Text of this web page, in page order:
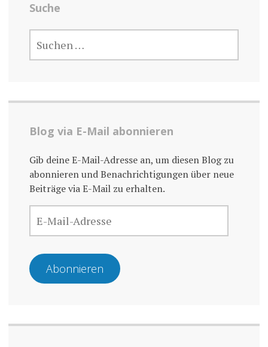
Suche
NACH:
Blog via E-Mail abonnieren
Gib deine E-Mail-Adresse an, um diesen Blog zu
abonnieren und Benachrichtigungen über neue
Beiträge via E-Mail zu erhalten.
MAIL-
ADRESSE
Abonnieren